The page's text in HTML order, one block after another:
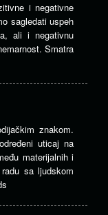
i negativne
sagledati uspeh
ali i negativnu
Smatra
znakom.
uticaj na
materijalnih i
sa ljudskom